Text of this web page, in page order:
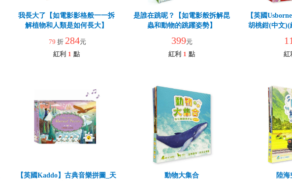
我長大了【如電影影格般一一拆
解植物和人類是如何長大】
79 折 284元
紅利 1 點
是誰在跳呢？【如電影般拆解昆
蟲和動物的跳躍姿勢】
399元
紅利 1 點
【英國
胡桃鉗(中文)(
紅
【英國Kaddo】古典音樂拼圖_天
動物大集合 陸海